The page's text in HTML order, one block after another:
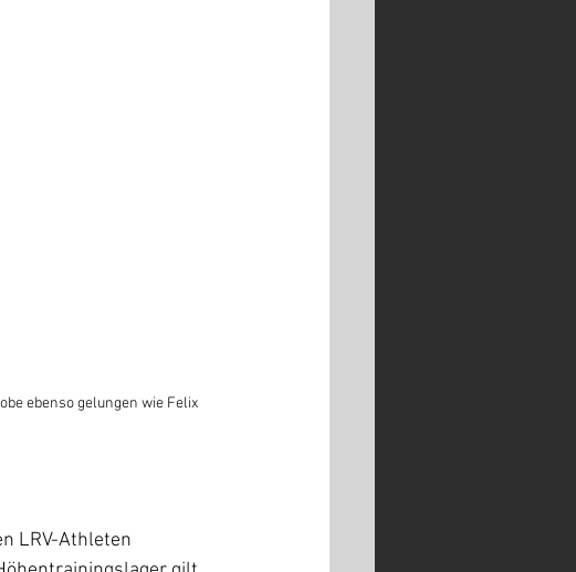
ebenso gelungen wie Felix
LRV-Athleten